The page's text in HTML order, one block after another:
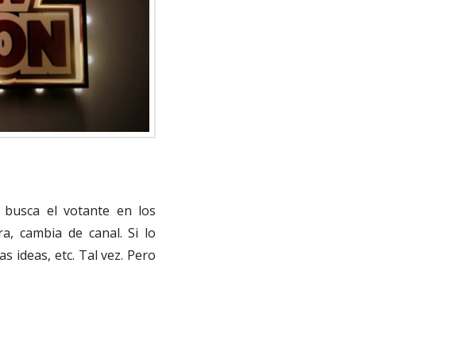
busca el votante en los
cambia de canal. Si lo
ideas, etc. Tal vez. Pero